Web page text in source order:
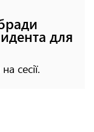
для
сесії.